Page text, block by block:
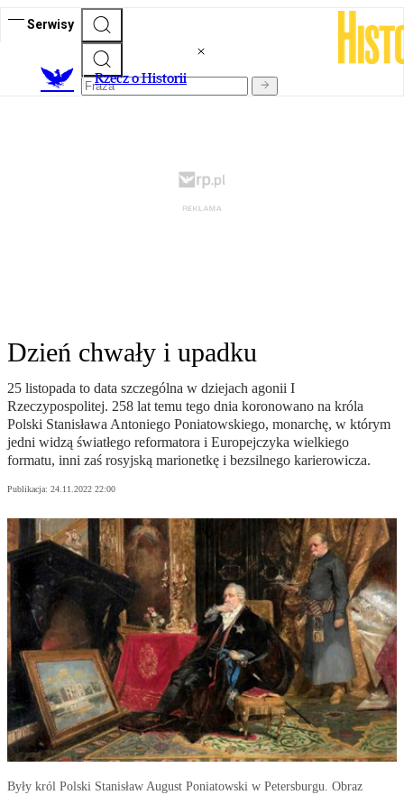
Serwisy
Rzecz o Historii
Dzień chwały i upadku
25 listopada to data szczególna w dziejach agonii I
Rzeczypospolitej. 258 lat temu tego dnia koronowano na króla
Polski Stanisława Antoniego Poniatowskiego, monarchę, w którym
jedni widzą światłego reformatora i Europejczyka wielkiego
formatu, inni zaś rosyjską marionetkę i bezsilnego karierowicza.
Publikacja: 24.11.2022 22:00
Były król Polski Stanisław August Poniatowski w Petersburgu. Obraz